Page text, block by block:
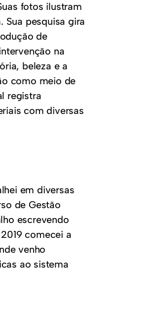
fotos ilustram
Sua pesquisa gira
de
na
beleza e a
como meio de
registra
com diversas
em diversas
de Gestão
escrevendo
comecei a
venho
ao sistema